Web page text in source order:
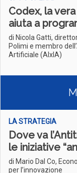
Codex, la
aiuta a
di Nicola Gatti,
Polimi e membro
Artificiale (AIxIA)
LA STRATEGIA
Dove va
le iniziative
di Mario Dal Co,
per l’innovazione